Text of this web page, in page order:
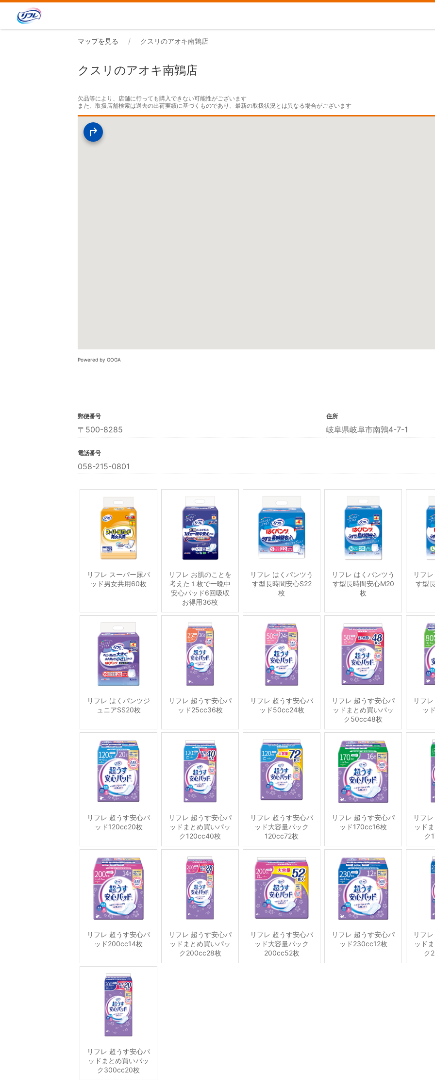
マップを見る クスリのアオキ南鶉店
クスリのアオキ南鶉店
欠品等により、店舗に行っても購入できない可能性がございます
また、取扱店舗検索は過去の出荷実績に基づくものであり、最新の取扱状況とは異なる場合がございます
Powered by GOGA
郵便番号
〒500-8285
住所
岐阜県岐阜市南鶉4-7-1
電話番号
058-215-0801
リフレ スーパー尿パ
ッド男女共用60枚
リフレ お肌のことを
考えた１枚で一晩中
安心パッド6回吸収
お得用36枚
リフレ はくパンツう
す型長時間安心S22
枚
リフレ はくパンツう
す型長時間安心M20
枚
リフ
す型
リフレ はくパンツジ
ュニアSS20枚
リフレ 超うす安心パ
ッド25cc36枚
リフレ 超うす安心パ
ッド50cc24枚
リフレ 超うす安心パ
ッドまとめ買いパッ
ク50cc48枚
リフ
ッ
リフレ 超うす安心パ
ッド120cc20枚
リフレ 超うす安心パ
ッドまとめ買いパッ
ク120cc40枚
リフレ 超うす安心パ
ッド大容量パック
120cc72枚
リフレ 超うす安心パ
ッド170cc16枚
リフ
ッド
ク
リフレ 超うす安心パ
ッド200cc14枚
リフレ 超うす安心パ
ッドまとめ買いパッ
ク200cc28枚
リフレ 超うす安心パ
ッド大容量パック
200cc52枚
リフレ 超うす安心パ
ッド230cc12枚
リフ
ッド
ク
リフレ 超うす安心パ
ッドまとめ買いパッ
ク300cc20枚